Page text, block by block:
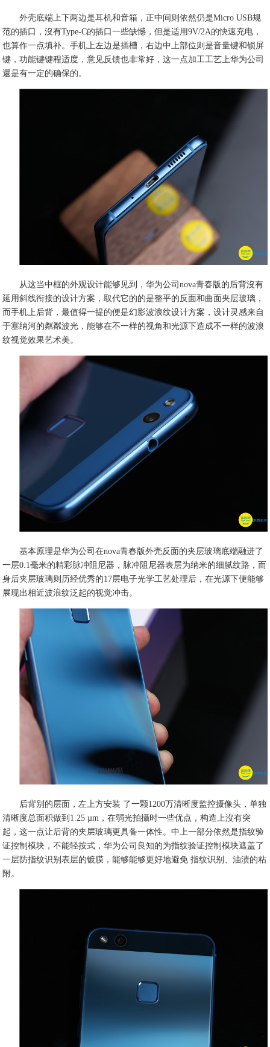
外壳底端上下两边是耳机和音箱，正中间则依然仍是Micro USB规
范的插口，沒有Type-C的插口一些缺憾，但是适用9V/2A的快速充电，
也算作一点填补。手机上左边是插槽，右边中上部位则是音量键和锁屏
键，功能键键程适度，意见反馈也非常好，这一点加工工艺上华为公司
還是有一定的确保的。
从这当中框的外观设计能够见到，华为公司nova青春版的后背沒有
延用斜线衔接的设计方案，取代它的的是整平的反面和曲面夹层玻璃，
而手机上后背，最值得一提的便是幻影波浪纹设计方案，设计灵感来自
于塞纳河的粼粼波光，能够在不一样的视角和光源下造成不一样的波浪
纹视觉效果艺术美。
基本原理是华为公司在nova青春版外壳反面的夹层玻璃底端融进了
一层0.1毫米的精彩脉冲阻尼器，脉冲阻尼器表层为纳米的细腻纹路，而
身后夹层玻璃则历经优秀的17层电子光学工艺处理后，在光源下便能够
展现出相近波浪纹泛起的视觉冲击。
后背别的层面，左上方安装 了一颗1200万清晰度监控摄像头，单独
清晰度总面积做到1.25 µm，在弱光拍攝时一些优点，构造上沒有突
起，这一点让后背的夹层玻璃更具备一体性。中上一部分依然是指纹验
证控制模块，不能轻按式，华为公司良知的为指纹验证控制模块遮盖了
一层防指纹识别表层的镀膜，能够能够更好地避免 指纹识别、油渍的粘
附。